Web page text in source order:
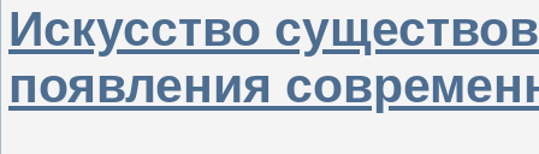
Искусство
появления